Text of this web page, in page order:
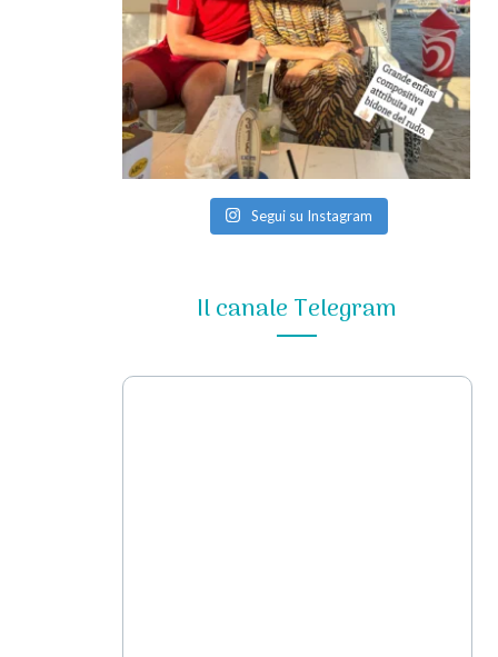
Segui su Instagram
Il canale Telegram